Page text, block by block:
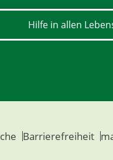
Hilfe in allen
Barrierefreiheit